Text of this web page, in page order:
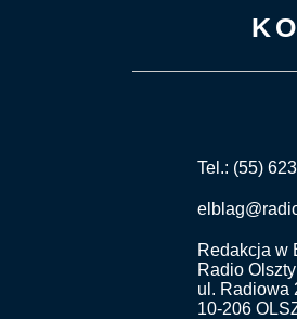
Tel.: (55)
Redakcja w
Radio
ul. Radiowa
10-206